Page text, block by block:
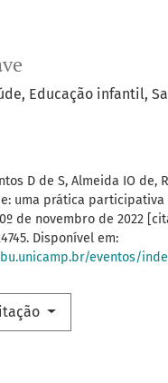
Educação infantil
D de S, Almeida IO de,
uma prática
de novembro de 2022
Disponível em:
eventos/